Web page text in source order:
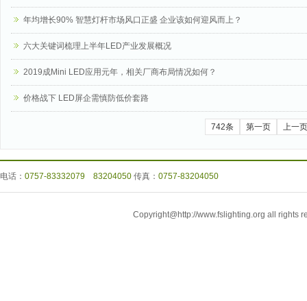
年均增长90% 智慧灯杆市场风口正盛 企业该如何迎风而上？
六大关键词梳理上半年LED产业发展概况
2019成Mini LED应用元年，相关厂商布局情况如何？
价格战下 LED屏企需慎防低价套路
742条 第一页 上一页
电话： 0757-83332079 83204050 传真： 0757-83204050
Copyright@http://www.fslighting.org all rights